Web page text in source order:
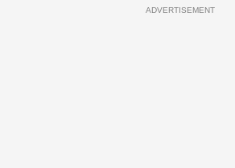
ADVERTISEMENT